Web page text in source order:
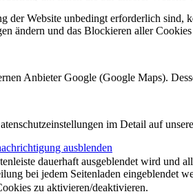
der Website unbedingt erforderlich sind,
ändern und das Blockieren aller
Anbieter Google (Google Maps).
im Detail auf
ausblenden
dauerhaft ausgeblendet wird und
bei jedem Seitenladen eingeblendet
zu aktivieren/deaktivieren.